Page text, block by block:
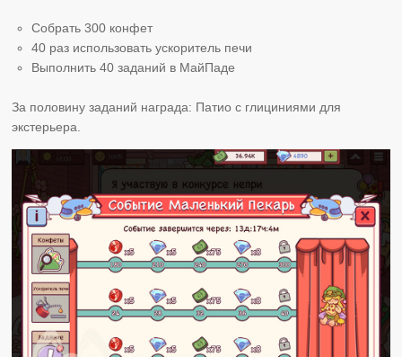
Собрать 300 конфет
40 раз использовать ускоритель печи
Выполнить 40 заданий в МайПаде
За половину заданий награда: Патио с глициниями для
экстерьера.